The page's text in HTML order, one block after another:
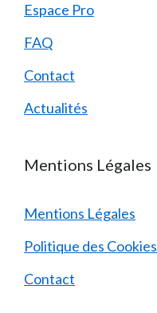
Espace Pro
FAQ
Contact
Actualités
Mentions Légales
Mentions Légales
Politique des Cookies
Contact